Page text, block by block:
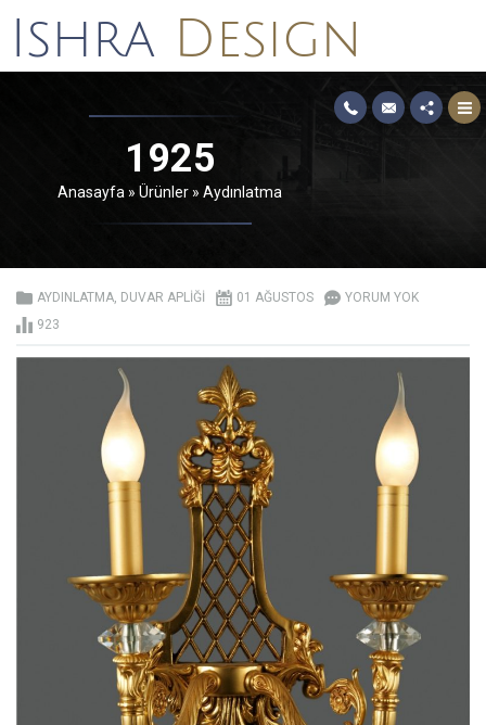
1925
Anasayfa » Ürünler » Aydınlatma
AYDINLATMA, DUVAR APLIĞI 01 AĞUSTOS
YORUM YOK
923